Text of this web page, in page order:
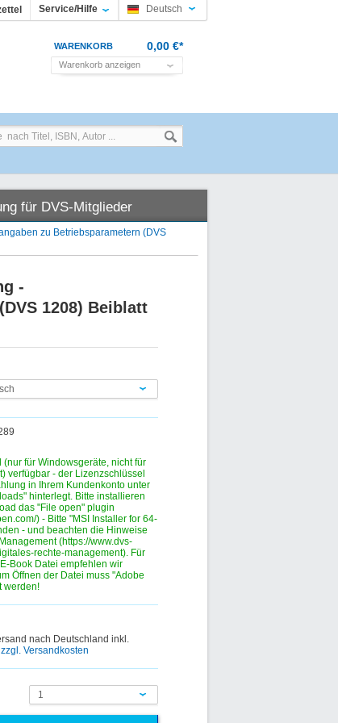
Service/Hilfe Deutsch
WARENKORB 0,00 €*
Warenkorb anzeigen
für DVS-Mitglieder
zu Betriebsparametern (DVS
-
1208) Beiblatt
für Windowsgeräte, nicht für
verfügbar - der Lizenzschlüssel
in Ihrem Kundenkonto unter
hinterlegt. Bitte installieren
das "File open" plugin
) - Bitte "MSI Installer for 64-
- und beachten die Hinweise
(https://www.dvs-
rechte-management). Für
Book Datei empfehlen wir
Öffnen der Datei muss "Adobe
werden!
nach Deutschland inkl.
zzgl. Versandkosten
1